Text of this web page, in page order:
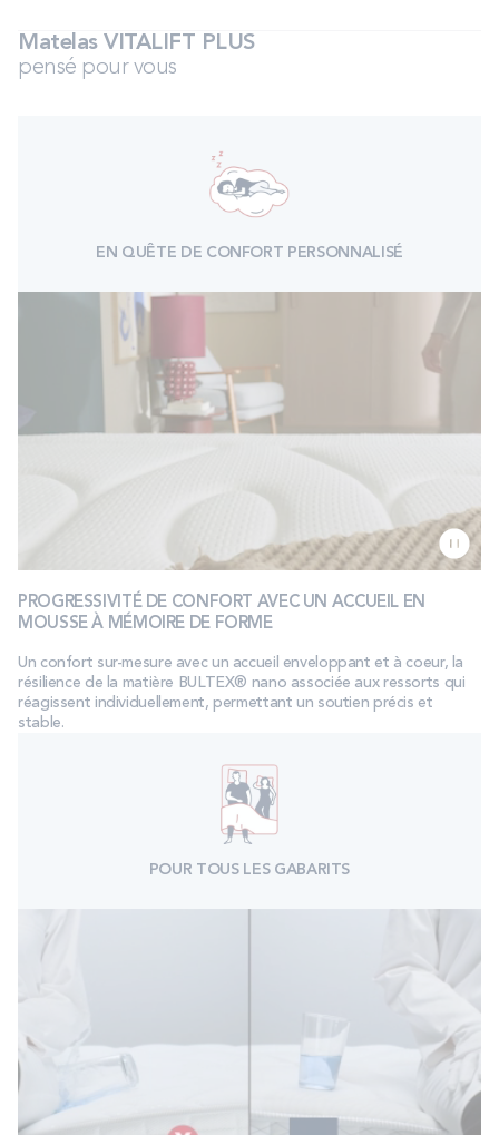
Matelas VITALIFT PLUS
pensé pour vous
EN QUÊTE DE CONFORT PERSONNALISÉ
PROGRESSIVITÉ DE CONFORT AVEC UN ACCUEIL EN
MOUSSE À MÉMOIRE DE FORME
Un confort sur-mesure avec un accueil enveloppant et à coeur, la
résilience de la matière BULTEX® nano associée aux ressorts qui
réagissent individuellement, permettant un soutien précis et
stable.
POUR TOUS LES GABARITS